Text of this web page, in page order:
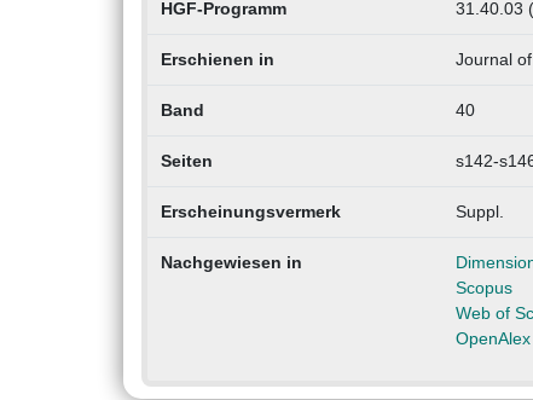
HGF-Programm 31.40.03
Erschienen in Journal
Band 40
Seiten s142-
Erscheinungsvermerk Suppl.
Nachgewiesen in
Scopus
Web of
OpenAlex